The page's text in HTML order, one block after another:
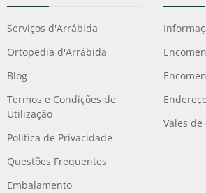
Serviços d'Arrábida
Ortopedia d'Arrábida
Blog
Termos e Condições de
Utilização
Política de Privacidade
Questões Frequentes
Embalamento
Vales